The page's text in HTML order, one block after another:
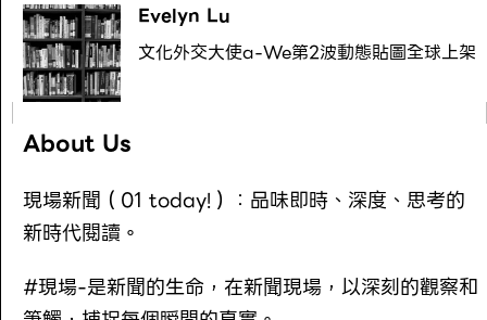
Evelyn Lu
文化外交大使a-We第2波動態貼圖全球上架
About Us
現場新聞（01 today!）：品味即時、深度、思考的
新時代閱讀。
#現場-是新聞的生命，在新聞現場，以深刻的觀察和